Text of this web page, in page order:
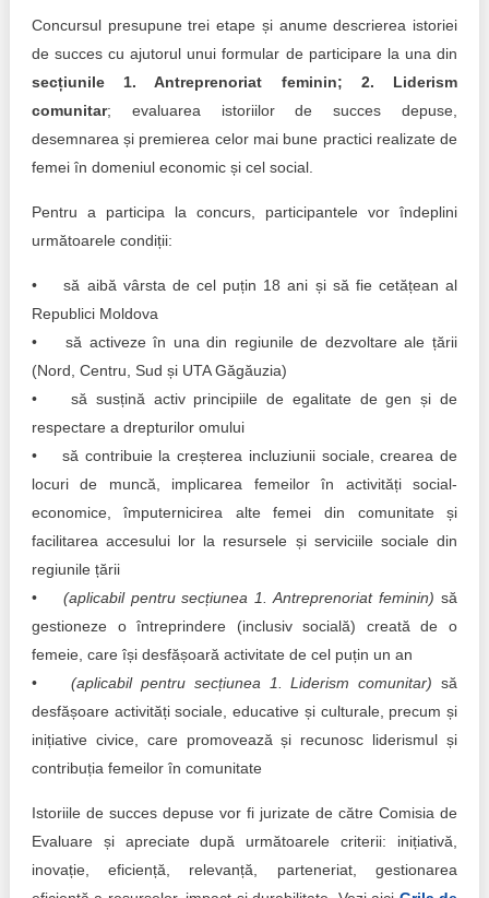
Concursul presupune trei etape și anume descrierea istoriei
de succes cu ajutorul unui formular de participare la una din
secțiunile 1. Antreprenoriat feminin; 2. Liderism
comunitar; evaluarea istoriilor de succes depuse,
desemnarea și premierea celor mai bune practici realizate de
femei în domeniul economic și cel social.
Pentru a participa la concurs, participantele vor îndeplini
următoarele condiții:
• să aibă vârsta de cel puțin 18 ani și să fie cetățean al
Republici Moldova
• să activeze în una din regiunile de dezvoltare ale țării
(Nord, Centru, Sud și UTA Găgăuzia)
• să susțină activ principiile de egalitate de gen și de
respectare a drepturilor omului
• să contribuie la creșterea incluziunii sociale, crearea de
locuri de muncă, implicarea femeilor în activități social-
economice, împuternicirea alte femei din comunitate și
facilitarea accesului lor la resursele și serviciile sociale din
regiunile țării
• (aplicabil pentru secțiunea 1. Antreprenoriat feminin) să
gestioneze o întreprindere (inclusiv socială) creată de o
femeie, care își desfășoară activitate de cel puțin un an
•(aplicabil pentru secțiunea 1. Liderism comunitar)să
desfășoare activități sociale, educative și culturale, precum și
inițiative civice, care promovează și recunosc liderismul și
contribuția femeilor în comunitate
Istoriile de succes depuse vor fi jurizate de către Comisia de
Evaluare și apreciate după următoarele criterii: inițiativă,
inovație, eficiență, relevanță, parteneriat, gestionarea